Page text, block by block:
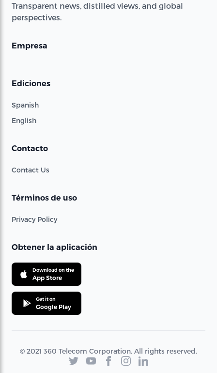
Transparent news, distilled views, and global
perspectives.
Empresa
Ediciones
Spanish
English
Contacto
Contact Us
Términos de uso
Privacy Policy
Obtener la aplicación
Download on the
App Store
Get it on
Google Play
© 2021 360 Telecom Corporation. All rights reserved.